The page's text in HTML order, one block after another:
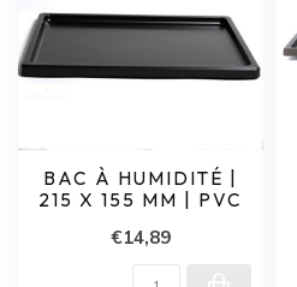
BAC À HUMIDITÉ |
215 X 155 MM | PVC
€14,89